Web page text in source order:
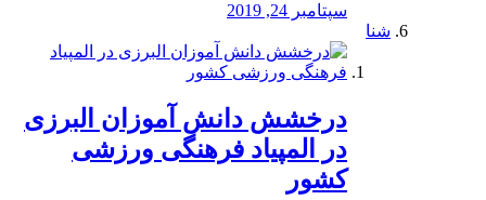
سپتامبر 24, 2019
شنا
درخشش دانش آموزان البرزی
در المپیاد فرهنگی ورزشی
کشور